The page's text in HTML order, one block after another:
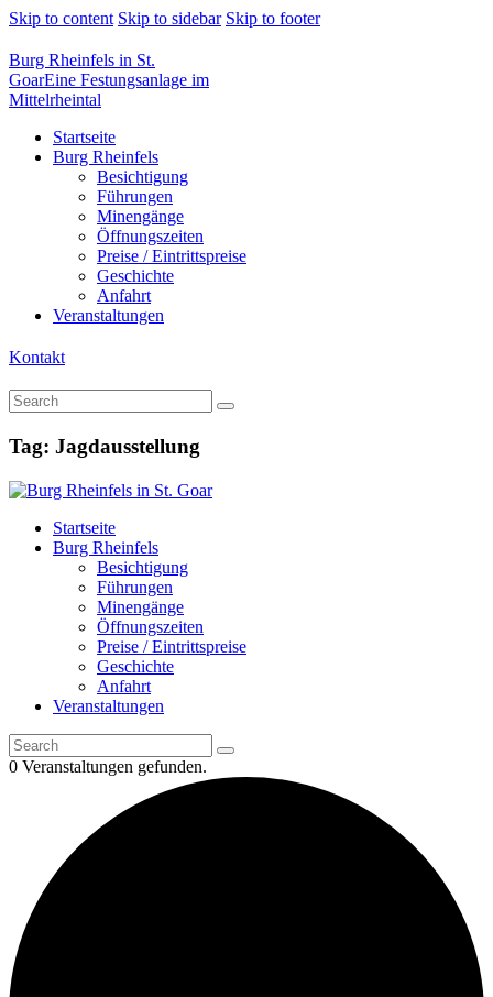
Skip to content Skip to sidebar Skip to footer
Burg Rheinfels in St.
GoarEine Festungsanlage im
Mittelrheintal
Startseite
Burg Rheinfels
Besichtigung
Führungen
Minengänge
Öffnungszeiten
Preise / Eintrittspreise
Geschichte
Anfahrt
Veranstaltungen
Kontakt
Tag: Jagdausstellung
Startseite
Burg Rheinfels
Besichtigung
Führungen
Minengänge
Öffnungszeiten
Preise / Eintrittspreise
Geschichte
Anfahrt
Veranstaltungen
0 Veranstaltungen gefunden.